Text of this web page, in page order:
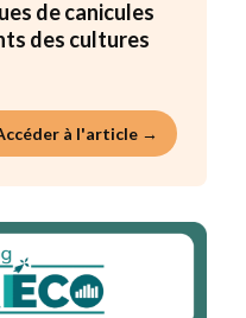
de canicules
des cultures
à l'article →